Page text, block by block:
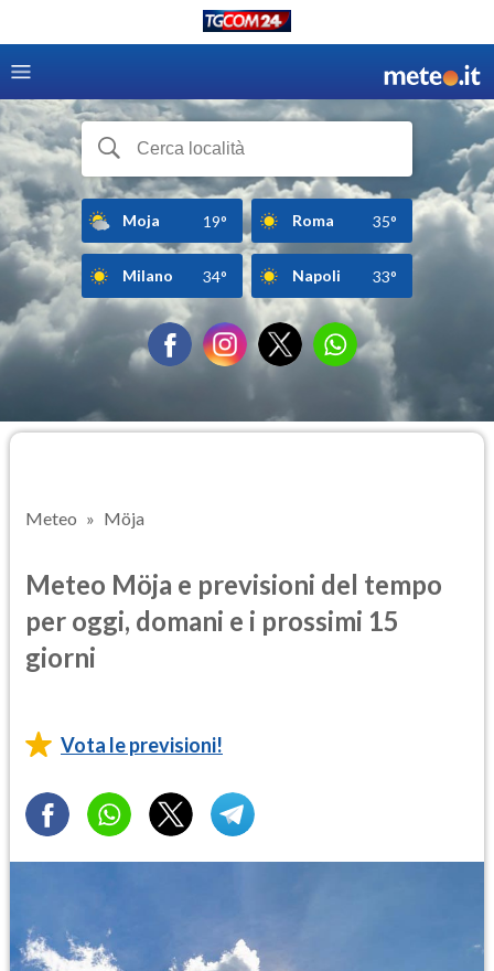
Moja 19° Roma 35°
Milano 34° Napoli 33°
Meteo Möja
Meteo Möja e previsioni del tempo
per oggi, domani e i prossimi 15
giorni
Vota le previsioni!